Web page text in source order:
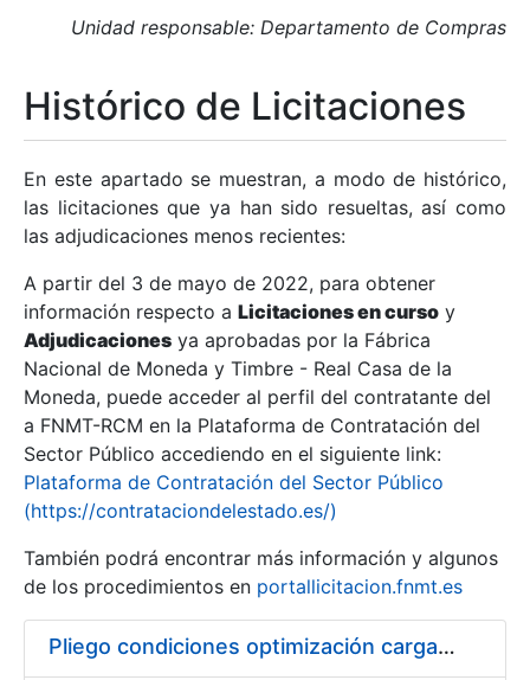
Mostrar/Ocultar
Mostrar/Ocultar
Mostrar/Ocultar
Unidad responsable: Departamento de Compras
Histórico de Licitaciones
En este apartado se muestran, a modo de histórico,
las licitaciones que ya han sido resueltas, así como
las adjudicaciones menos recientes:
A partir del 3 de mayo de 2022, para obtener
información respecto a Licitaciones en curso y
Adjudicaciones ya aprobadas por la Fábrica
Nacional de Moneda y Timbre - Real Casa de la
Moneda, puede acceder al perfil del contratante del
a FNMT-RCM en la Plataforma de Contratación del
Sector Público accediendo en el siguiente link:
Plataforma de Contratación del Sector Público
(https://contrataciondelestado.es/)
También podrá encontrar más información y algunos
de los procedimientos en portallicitacion.fnmt.es
Pliego condiciones optimización cargas compras firmado